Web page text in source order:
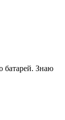
батарей. Знаю